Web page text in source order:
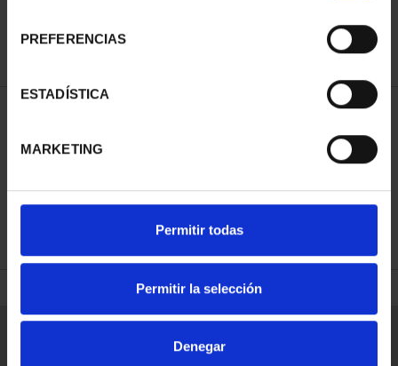
PREFERENCIAS
ESTADÍSTICA
MARKETING
Permitir todas
Permitir la selección
Denegar
REFINAR
Contacto